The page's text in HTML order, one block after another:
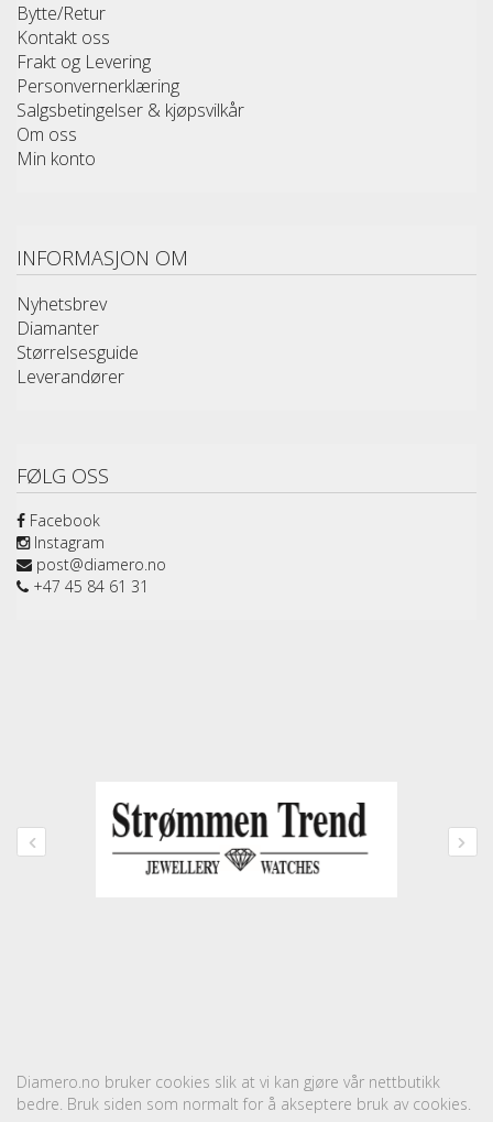
Bytte/Retur
Kontakt oss
Frakt og Levering
Personvernerklæring
Salgsbetingelser & kjøpsvilkår
Om oss
Min konto
INFORMASJON OM
Nyhetsbrev
Diamanter
Størrelsesguide
Leverandører
FØLG OSS
Facebook
Instagram
post@diamero.no
+47 45 84 61 31
Diamero.no bruker cookies slik at vi kan gjøre vår nettbutikk
bedre. Bruk siden som normalt for å akseptere bruk av cookies.